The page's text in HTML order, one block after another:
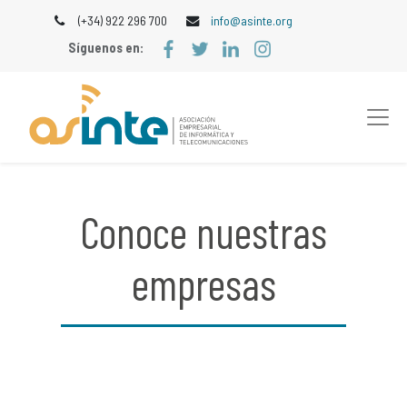
(+34) 922 296 700
info@asinte.org
Síguenos en:
Conoce nuestras
empresas